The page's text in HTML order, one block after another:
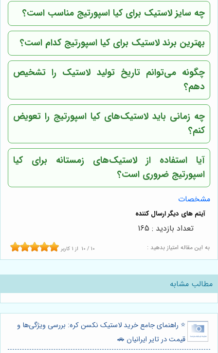
چه سایز لاستیک برای کیا اسپورتیج مناسب است؟
بهترین برند لاستیک برای کیا اسپورتیج کدام است؟
چگونه می‌توانم تاریخ تولید لاستیک را تشخیص
دهم؟
چه زمانی باید لاستیک‌های کیا اسپورتیج را تعویض
کنم؟
آیا استفاده از لاستیک‌های زمستانه برای کیا
اسپورتیج ضروری است؟
مشخصات
به این مقاله امتیاز بدهید : 10 / 10 از1 کاربر
تعداد بازدید : 165
مطالب مشابه
⭐️ راهنمای جامع خرید لاستیک نکسن کره: بررسی ویژگی‌ها و
قیمت در تایر ایرانیان 🚗